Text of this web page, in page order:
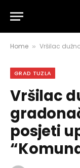
Home » Vršilac dužnosti
GRAD TUZLA
Vršilac
posjeti